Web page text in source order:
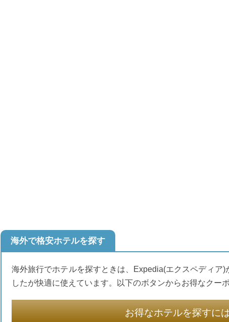
海外で格安ホテルを探す
海外旅行でホテルを探すときは、Expedia(エクスペディア)
したが快適に使えています。以下のボタンからお得なクー
お得なホテルを探すに